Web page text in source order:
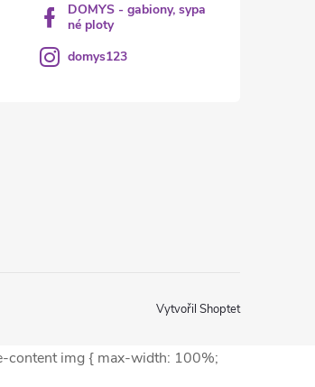
DOMYS - gabiony, sypa
né ploty
domys123
Vytvořil Shoptet
content img { max-width: 100%;